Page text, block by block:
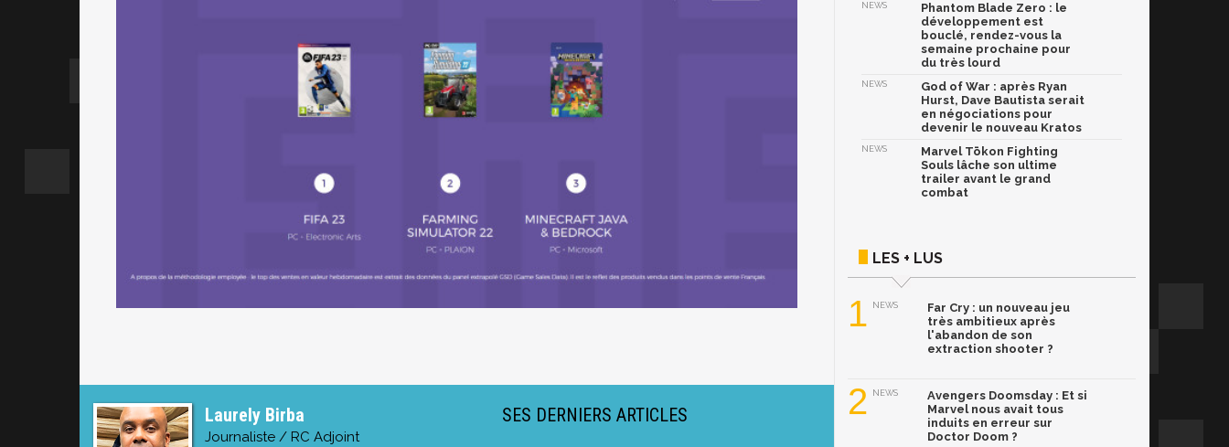
Laurely Birba
Journaliste / RC Adjoint
SES DERNIERS ARTICLES
NEWS
Phantom Blade Zero : le
développement est
bouclé, rendez-vous la
semaine prochaine pour
du très lourd
NEWS
God of War : après Ryan
Hurst, Dave Bautista serait
en négociations pour
devenir le nouveau Kratos
NEWS
Marvel Tōkon Fighting
Souls lâche son ultime
trailer avant le grand
combat
LES + LUS
1 NEWS
Far Cry : un nouveau jeu
très ambitieux après
l'abandon de son
extraction shooter ?
2 NEWS
Avengers Doomsday : Et si
Marvel nous avait tous
induits en erreur sur
Doctor Doom ?